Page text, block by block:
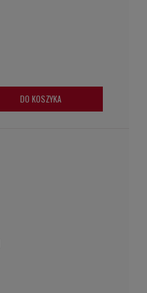
DO KOSZYKA